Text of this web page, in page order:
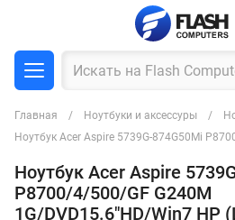
Главная Ноутбуки и аксессуры
Ноутбук Acer Aspire
P8700/4/500/GF G240M
1G/DVD15.6"HD/Win7 HP